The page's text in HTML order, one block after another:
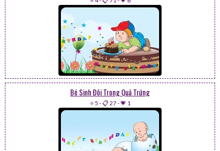
Bé Sinh Đôi Trong Quả Trứng
⭐ 5 -📋 27-💗 1